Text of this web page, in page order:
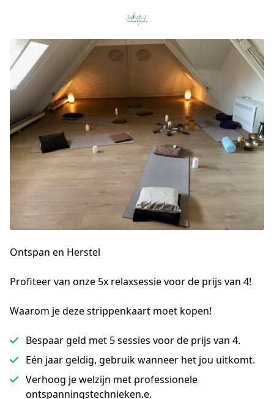
Ontspan en Herstel
Profiteer van onze 5x relaxsessie voor de prijs van 4!
Waarom je deze strippenkaart moet kopen!
Bespaar geld met 5 sessies voor de prijs van 4.
Eén jaar geldig, gebruik wanneer het jou uitkomt.
Verhoog je welzijn met professionele
ontspanningstechnieken.e.